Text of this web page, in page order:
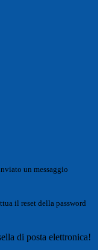
un messaggio
il reset della password
di posta elettronica!